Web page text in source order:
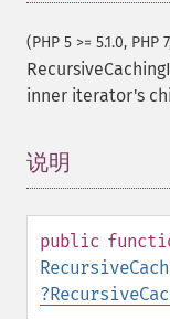
(PHP 5 >= 5.1.0, PHP
inner iterator's
说明
public
?